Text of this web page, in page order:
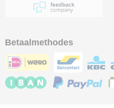
Betaalmethodes